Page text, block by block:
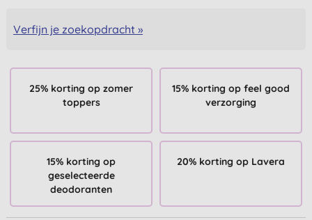
Verfijn je zoekopdracht »
25% korting op zomer
toppers
15% korting op feel good
verzorging
15% korting op
geselecteerde
deodoranten
20% korting op Lavera